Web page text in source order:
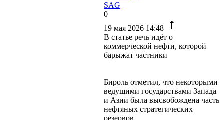
SAG
0
19 мая 2026 14:48
В статье речь идёт о
коммерческой нефти, которой
барыжат частники
Бироль отметил, что некоторыми
ведущими государствами Запада
и Азии была высвобождена часть
нефтяных стратегических
резервов.